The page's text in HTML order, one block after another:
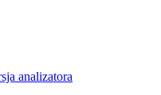
analizatora